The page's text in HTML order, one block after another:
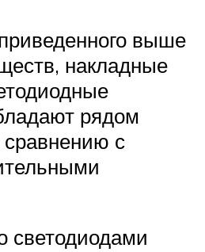
выше
накладные
рядом
сравнению с
светодиодами